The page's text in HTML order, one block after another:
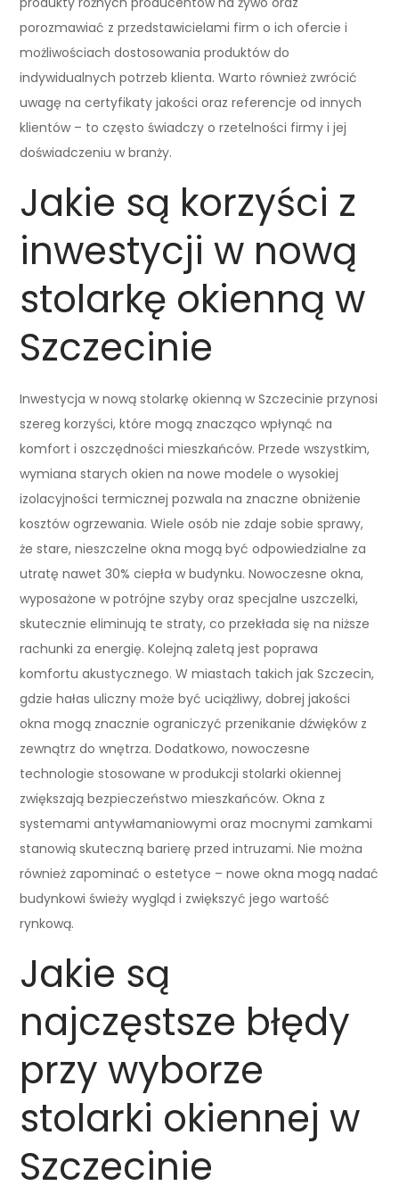
porozmawiać z przedstawicielami firm o ich ofercie i
możliwościach dostosowania produktów do
indywidualnych potrzeb klienta. Warto również zwrócić
uwagę na certyfikaty jakości oraz referencje od innych
klientów – to często świadczy o rzetelności firmy i jej
doświadczeniu w branży.
Jakie są korzyści z
inwestycji w nową
stolarkę okienną w
Szczecinie
Inwestycja w nową stolarkę okienną w Szczecinie przynosi
szereg korzyści, które mogą znacząco wpłynąć na
komfort i oszczędności mieszkańców. Przede wszystkim,
wymiana starych okien na nowe modele o wysokiej
izolacyjności termicznej pozwala na znaczne obniżenie
kosztów ogrzewania. Wiele osób nie zdaje sobie sprawy,
że stare, nieszczelne okna mogą być odpowiedzialne za
utratę nawet 30% ciepła w budynku. Nowoczesne okna,
wyposażone w potrójne szyby oraz specjalne uszczelki,
skutecznie eliminują te straty, co przekłada się na niższe
rachunki za energię. Kolejną zaletą jest poprawa
komfortu akustycznego. W miastach takich jak Szczecin,
gdzie hałas uliczny może być uciążliwy, dobrej jakości
okna mogą znacznie ograniczyć przenikanie dźwięków z
zewnątrz do wnętrza. Dodatkowo, nowoczesne
technologie stosowane w produkcji stolarki okiennej
zwiększają bezpieczeństwo mieszkańców. Okna z
systemami antywłamaniowymi oraz mocnymi zamkami
stanowią skuteczną barierę przed intruzami. Nie można
również zapominać o estetyce – nowe okna mogą nadać
budynkowi świeży wygląd i zwiększyć jego wartość
rynkową.
Jakie są
najczęstsze błędy
przy wyborze
stolarki okiennej w
Szczecinie